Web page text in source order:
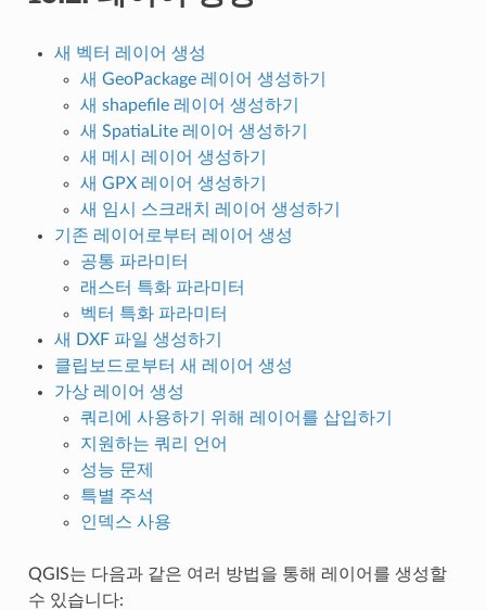
새 벡터 레이어 생성
새 GeoPackage 레이어 생성하기
새 shapefile 레이어 생성하기
새 SpatiaLite 레이어 생성하기
새 메시 레이어 생성하기
새 GPX 레이어 생성하기
새 임시 스크래치 레이어 생성하기
기존 레이어로부터 레이어 생성
공통 파라미터
래스터 특화 파라미터
벡터 특화 파라미터
새 DXF 파일 생성하기
클립보드로부터 새 레이어 생성
가상 레이어 생성
쿼리에 사용하기 위해 레이어를 삽입하기
지원하는 쿼리 언어
성능 문제
특별 주석
인덱스 사용
QGIS는 다음과 같은 여러 방법을 통해 레이어를 생성할
수 있습니다: